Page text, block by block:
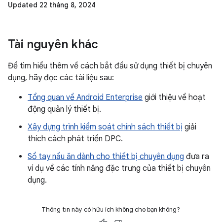
Updated 22 tháng 8, 2024
Tài nguyên khác
Để tìm hiểu thêm về cách bắt đầu sử dụng thiết bị chuyên
dụng, hãy đọc các tài liệu sau:
Tổng quan về Android Enterprise giới thiệu về hoạt
động quản lý thiết bị.
Xây dựng trình kiểm soát chính sách thiết bị giải
thích cách phát triển DPC.
Sổ tay nấu ăn dành cho thiết bị chuyên dụng đưa ra
ví dụ về các tính năng đặc trưng của thiết bị chuyên
dụng.
Thông tin này có hữu ích không cho bạn không?